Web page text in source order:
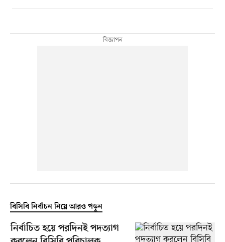
বিসিবি নির্বাচন নিয়ে আরও পড়ুন
নির্বাচিত হয়ে পরদিনই পদত্যাগ